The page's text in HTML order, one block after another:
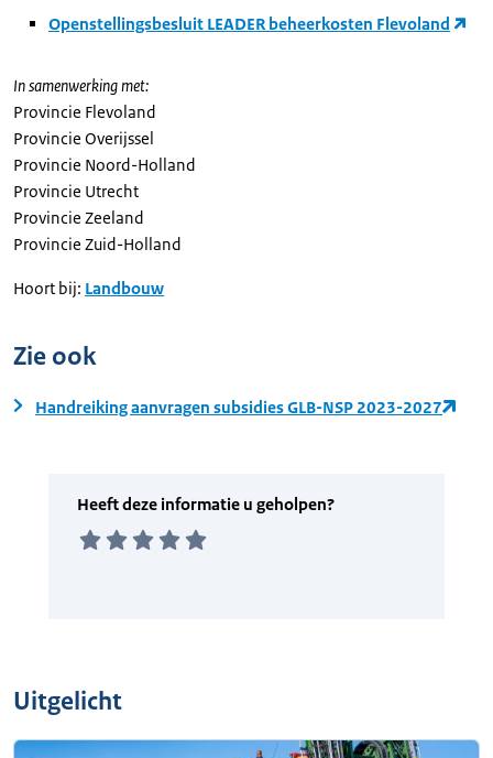
Openstellingsbesluit LEADER beheerkosten Flevoland
In samenwerking met:
Provincie Flevoland
Provincie Overijssel
Provincie Noord-Holland
Provincie Utrecht
Provincie Zeeland
Provincie Zuid-Holland
Hoort bij: Landbouw
Zie ook
Handreiking aanvragen subsidies GLB-NSP 2023-2027
Uitgelicht